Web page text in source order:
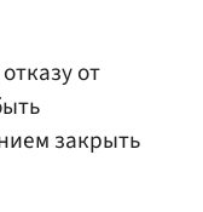
от
закрыть